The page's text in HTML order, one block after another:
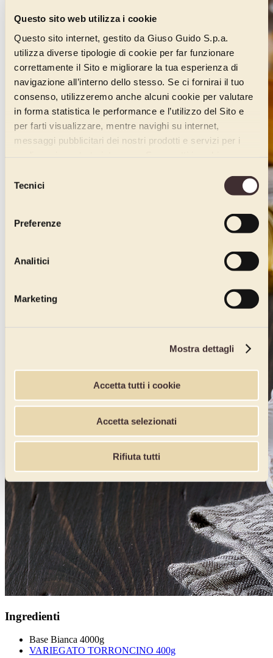
Questo sito web utilizza i cookie
Questo sito internet, gestito da Giuso Guido S.p.a.
utilizza diverse tipologie di cookie per far funzionare
correttamente il Sito e migliorare la tua esperienza di
navigazione all’interno dello stesso. Se ci fornirai il tuo
consenso, utilizzeremo anche alcuni cookie per valutare
in forma statistica le performance e l’utilizzo del Sito e
per farti visualizzare, mentre navighi su internet,
messaggi pubblicitari dei nostri prodotti e servizi per i
delTecnici
Preferenze
Analitici
Marketing
Mostra dettagli
Accetta tutti i cookie
Accetta selezionati
Rifiuta tutti
Ingredienti
Base Bianca 4000g
VARIEGATO TORRONCINO 400g